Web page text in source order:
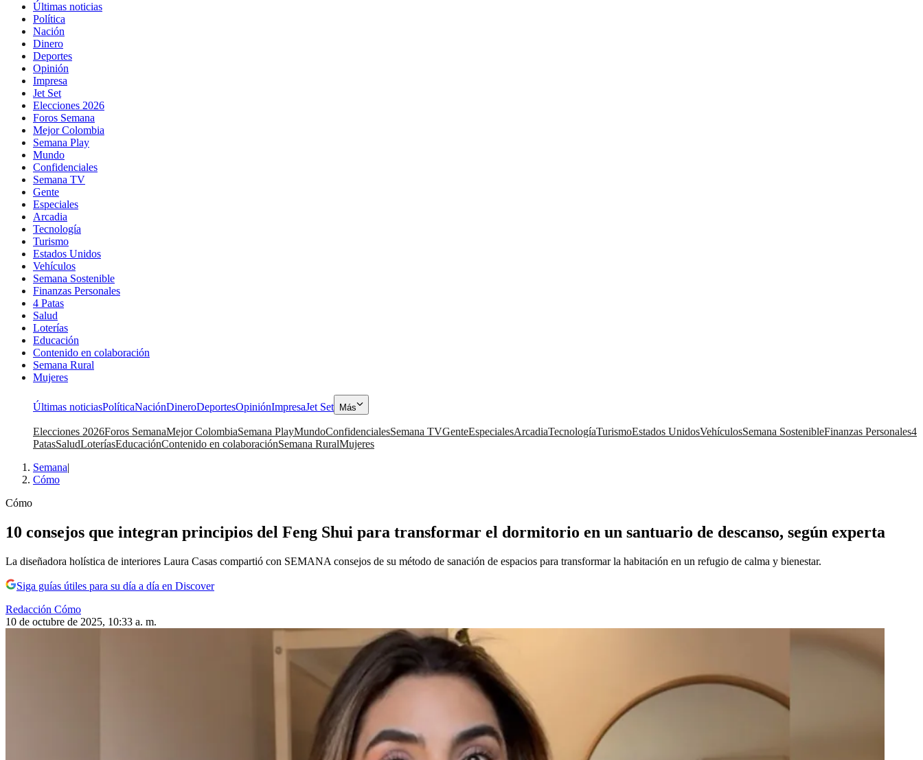
Últimas noticias
Política
Nación
Dinero
Deportes
Opinión
Impresa
Jet Set
Elecciones 2026
Foros Semana
Mejor Colombia
Semana Play
Mundo
Confidenciales
Semana TV
Gente
Especiales
Arcadia
Tecnología
Turismo
Estados Unidos
Vehículos
Semana Sostenible
Finanzas Personales
4 Patas
Salud
Loterías
Educación
Contenido en colaboración
Semana Rural
Mujeres
Últimas noticiasPolíticaNaciónDineroDeportesOpiniónImpresaJet Set Más
Elecciones 2026Foros SemanaMejor ColombiaSemana PlayMundoConfidencialesSemana TVGenteEspecialesArcadiaTecnologíaTurismoEstados UnidosVehículosSemana SostenibleFinanzas Personales4
PatasSaludLoteríasEducaciónContenido en colaboraciónSemana RuralMujeres
Semana|
Cómo
Cómo
10 consejos que integran principios del Feng Shui para transformar el dormitorio en un santuario de descanso, según experta
La diseñadora holística de interiores Laura Casas compartió con SEMANA consejos de su método de sanación de espacios para transformar la habitación en un refugio de calma y bienestar.
Siga guías útiles para su día a día en Discover
Redacción Cómo
10 de octubre de 2025, 10:33 a. m.